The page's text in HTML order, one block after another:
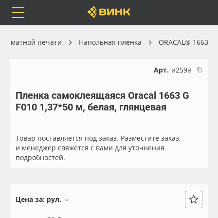
Каталог
Бренды
Оплата
Весь каталог
Самоклеящиеся плёнки
Чернила
печати Напольная плёнка ORACAL® 1663
Арт. и259и
Пленка самоклеящаяся Oracal 1663 G
F010 1,37*50 м, белая, глянцевая
Товар поставляется под заказ. Разместите заказ,
и менеджер свяжется с вами для уточнения
подробностей.
Цена за: рул.